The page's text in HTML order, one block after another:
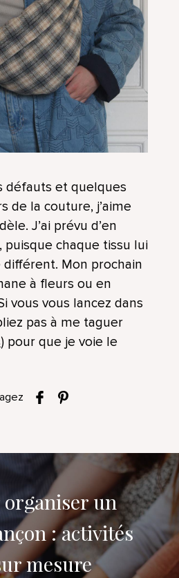
défauts et quelques
de la couture, j’aime
J’ai prévu d’en
puisque chaque tissu lui
Mon prochain
à fleurs ou en
vous vous lancez dans
pas à me taguer
) pour que je voie le
un
: activités
mesure